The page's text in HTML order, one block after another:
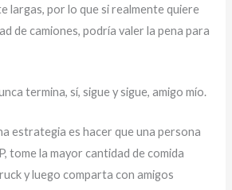
largas, por lo que si realmente quiere
de camiones, podría valer la pena para
termina, sí, sigue y sigue, amigo mío.
estrategia es hacer que una persona
tome la mayor cantidad de comida
y luego comparta con amigos